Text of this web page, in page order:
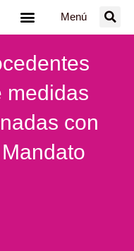
Menú
medidas
con